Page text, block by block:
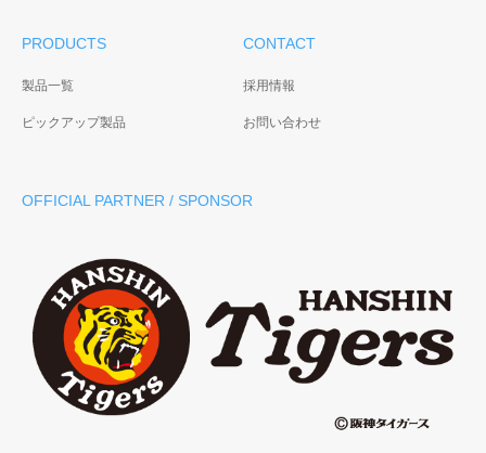
PRODUCTS
製品一覧
ピックアップ製品
CONTACT
採用情報
お問い合わせ
OFFICIAL PARTNER / SPONSOR